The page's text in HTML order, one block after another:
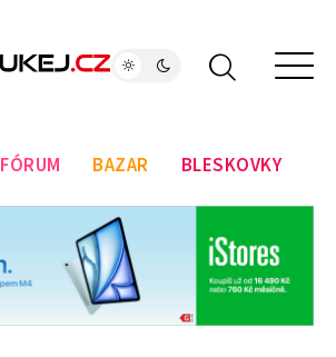
FÓRUM BAZAR BLESKOVKY